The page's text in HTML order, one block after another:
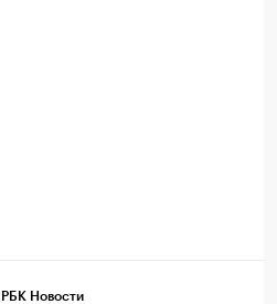
РБК Новости